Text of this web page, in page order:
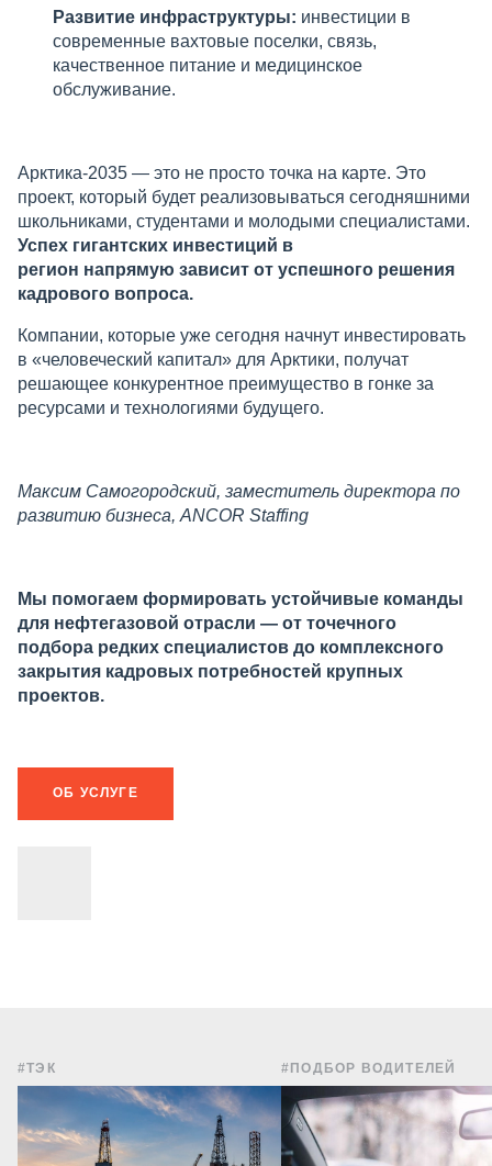
Развитие инфраструктуры: инвестиции в
современные вахтовые поселки, связь,
качественное питание и медицинское
обслуживание.
Арктика-2035 — это не просто точка на карте. Это
проект, который будет реализовываться сегодняшними
школьниками, студентами и молодыми специалистами.
Успех гигантских инвестиций в
регион напрямую зависит от успешного решения
кадрового вопроса.
Компании, которые уже сегодня начнут инвестировать
в «человеческий капитал» для Арктики, получат
решающее конкурентное преимущество в гонке за
ресурсами и технологиями будущего.
Максим Самогородский, заместитель директора по
развитию бизнеса, ANCOR Staffing
Мы помогаем формировать устойчивые команды
для нефтегазовой отрасли — от точечного
подбора редких специалистов до комплексного
закрытия кадровых потребностей крупных
проектов.
ОБ УСЛУГЕ
#ТЭК #ПОДБОР ВОДИТЕЛЕЙ